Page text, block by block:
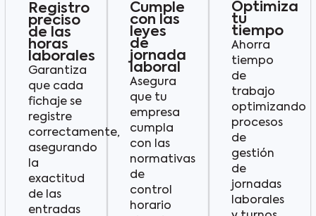
Registro
preciso
de las
horas
laborales
Garantiza
que cada
fichaje se
registre
correctamente,
asegurando
la
exactitud
de las
entradas
Cumple
con las
leyes
de
jornada
laboral
Asegura
que tu
empresa
cumpla
con las
normativas
de
control
horario
Optimiza
tu
tiempo
Ahorra
tiempo
de
trabajo
optimizando
procesos
de
gestión
de
jornadas
laborales